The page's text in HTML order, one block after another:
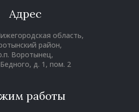
Адрес
область,
район,
Воротынец,
д. 1, пом. 2
работы